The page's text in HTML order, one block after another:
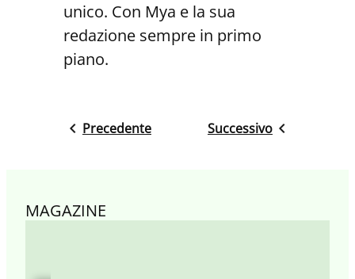
unico. Con Mya e la sua
redazione sempre in primo
piano.
Precedente Successivo
MAGAZINE